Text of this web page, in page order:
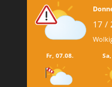
17 /
Fr, 07.08.